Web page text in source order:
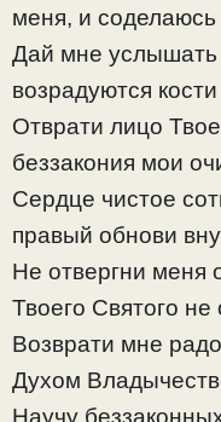
меня, и соделаюсь
Дай мне услышать
возрадуются
Отврати лицо
беззакония мои
Сердце чистое
правый обнови
Не отвергни меня
Твоего Святого
Возврати мне
Духом
Научу